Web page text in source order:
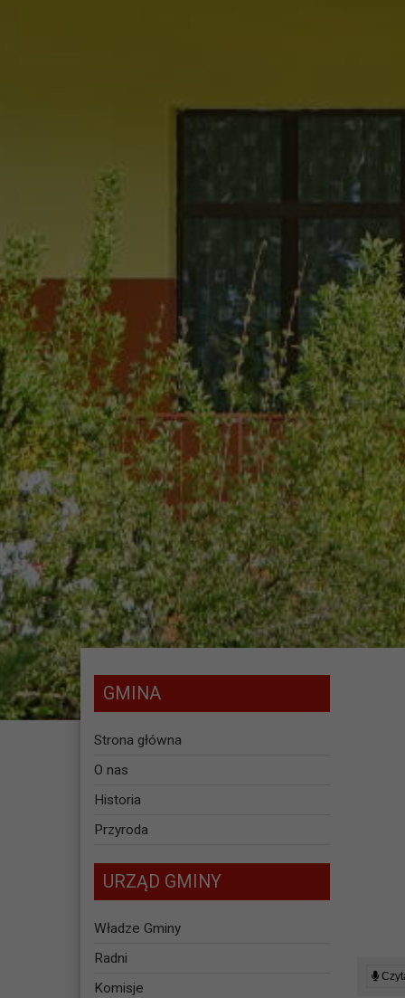
GMINA
Strona główna
O nas
Historia
Przyroda
URZĄD GMINY
Władze Gminy
Radni
Komisje